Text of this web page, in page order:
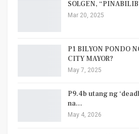
SOLGEN,
Mar 20, 2025
P1 BILYON PONDO
CITY MAYOR?
May 7, 2025
P9.4b utang ng
na…
May 4, 2026